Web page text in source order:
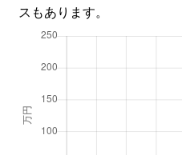
スもあります。